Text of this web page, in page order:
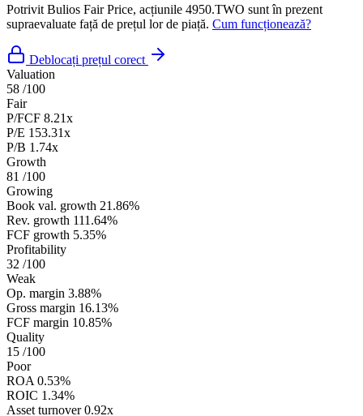
Potrivit Bulios Fair Price, acțiunile 4950.TWO sunt în prezent
supraevaluate față de prețul lor de piață. Cum funcționează?
Deblocați prețul corect
Valuation
58 /100
Fair
P/FCF 8.21x
P/E 153.31x
P/B 1.74x
Growth
81 /100
Growing
Book val. growth 21.86%
Rev. growth 111.64%
FCF growth 5.35%
Profitability
32 /100
Weak
Op. margin 3.88%
Gross margin 16.13%
FCF margin 10.85%
Quality
15 /100
Poor
ROA 0.53%
ROIC 1.34%
Asset turnover 0.92x